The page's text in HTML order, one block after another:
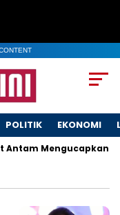
POLITIK EKONOMI
Antam Mengucapkan